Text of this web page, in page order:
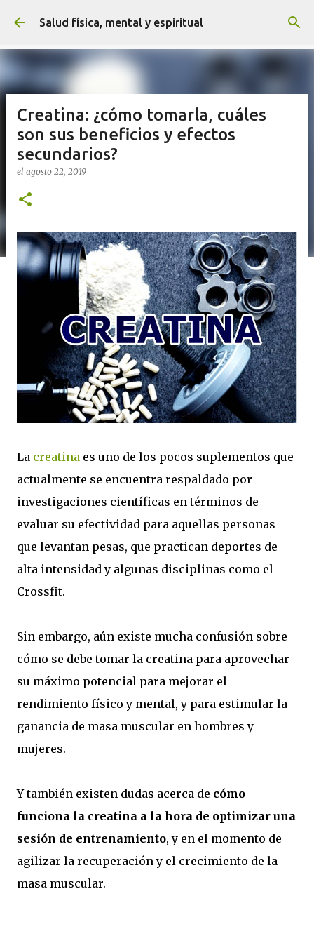
Ir al contenido principal
Salud física, mental y espiritual
Creatina: ¿cómo tomarla, cuáles
son sus beneficios y efectos
secundarios?
el agosto 22, 2019
La creatina es uno de los pocos suplementos que
actualmente se encuentra respaldado por
investigaciones científicas en términos de
evaluar su efectividad para aquellas personas
que levantan pesas, que practican deportes de
alta intensidad y algunas disciplinas como el
Crossfit.
Sin embargo, aún existe mucha confusión sobre
cómo se debe tomar la creatina para aprovechar
su máximo potencial para mejorar el
rendimiento físico y mental, y para estimular la
ganancia de masa muscular en hombres y
mujeres.
Y también existen dudas acerca de cómo
funciona la creatina a la hora de optimizar una
sesión de entrenamiento, y en el momento de
agilizar la recuperación y el crecimiento de la
masa muscular.